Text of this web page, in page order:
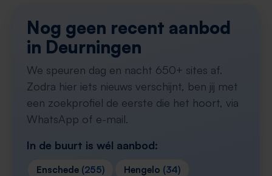
Nog geen recent aanbod
in Deurningen
We speuren dag en nacht 650+ sites af.
Zodra hier iets nieuws verschijnt, ben jij met
een zoekprofiel de eerste die het hoort, via
WhatsApp of e-mail.
In de buurt is wél aanbod:
Enschede (255) Hengelo (34)